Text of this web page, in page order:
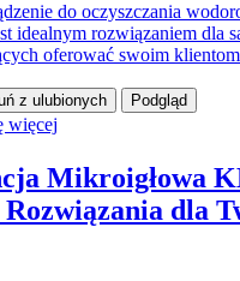
do oczyszczania
idealnym rozwiązaniem dla
oferować swoim
z ulubionych
Podgląd
więcej
Mikroigłowa
dla